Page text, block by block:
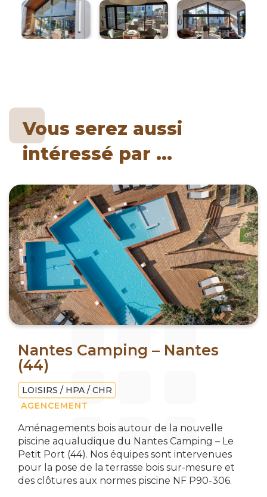
Vous serez aussi
intéressé par ...
Nantes Camping – Nantes
(44)
LOISIRS / HPA / CHR
AGENCEMENT
Aménagements bois autour de la nouvelle
piscine aqualudique du Nantes Camping – Le
Petit Port (44). Nos équipes sont intervenues
pour la pose de la terrasse bois sur-mesure et
des clôtures aux normes piscine NF P90-306.